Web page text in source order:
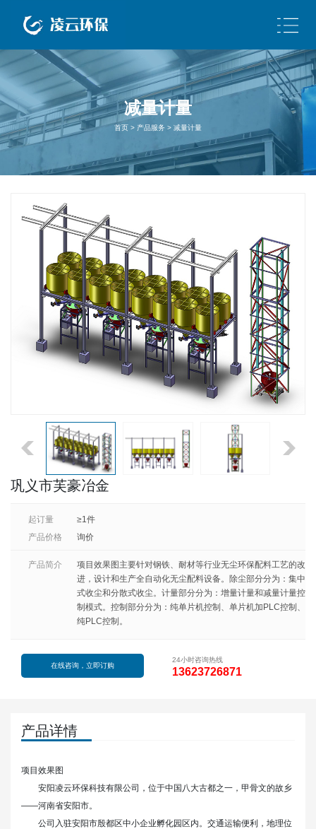
减量计量
首页 > 产品服务 > 减量计量
巩义市芙豪冶金
起订量
≥1件
产品价格
询价
产品简介
项目效果图主要针对钢铁、耐材等行业无尘环保配料工艺的改
进，设计和生产全自动化无尘配料设备。除尘部分分为：集中
式收尘和分散式收尘。计量部分分为：增量计量和减量计量控
制模式。控制部分分为：纯单片机控制、单片机加PLC控制、
纯PLC控制。
在线咨询，立即订购
24小时咨询热线
13623726871
产品详情
项目效果图
安阳凌云环保科技有限公司，位于中国八大古都之一，甲骨文的故乡
——河南省安阳市。
公司入驻安阳市殷都区中小企业孵化园区内。交通运输便利，地理位